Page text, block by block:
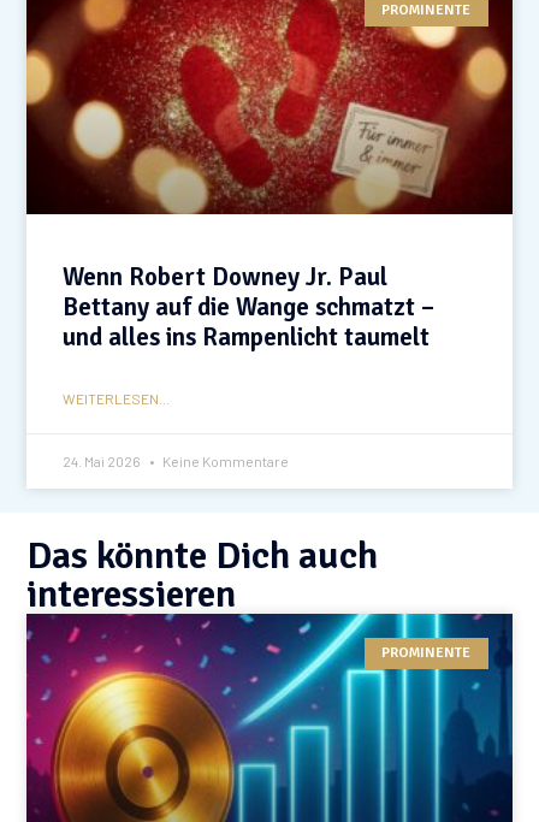
PROMINENTE
Wenn Robert Downey Jr. Paul
Bettany auf die Wange schmatzt –
und alles ins Rampenlicht taumelt
WEITERLESEN...
24. Mai 2026 Keine Kommentare
Das könnte Dich auch
interessieren
PROMINENTE